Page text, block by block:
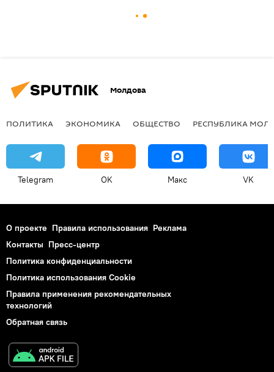
Молдова
ПОЛИТИКА ЭКОНОМИКА ОБЩЕСТВО РЕСПУБЛИКА
Telegram OK Макс VK
О проекте Правила использования Реклама
Контакты Пресс-центр
Политика конфиденциальности
Политика использования Cookie
Правила применения рекомендательных
технологий
Обратная связь